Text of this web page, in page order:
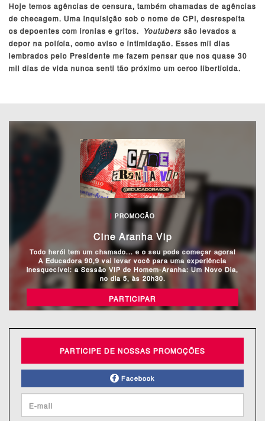
Hoje temos agências de censura, também chamadas de agências
de checagem. Uma inquisição sob o nome de CPI, desrespeita
os depoentes com ironias e gritos. Youtubers são levados a
depor na polícia, como aviso e intimidação. Esses mil dias
lembrados pelo Presidente me fazem pensar que nos quase 30
mil dias de vida nunca senti tão próximo um cerco liberticida.
| PROMOCÃO
Cine Aranha Vip
Todo herói tem um chamado... e o seu pode começar agora!
A Educadora 90,9 vai levar você para uma experiência
inesquecível: a Sessão VIP de Homem-Aranha: Um Novo Dia,
no dia 5, às 20h30.
PARTICIPAR
PARTICIPE DE NOSSAS PROMOÇÕES
Facebook